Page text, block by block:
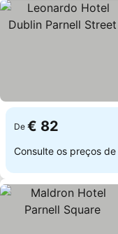
De € 82
Consulte os preços de